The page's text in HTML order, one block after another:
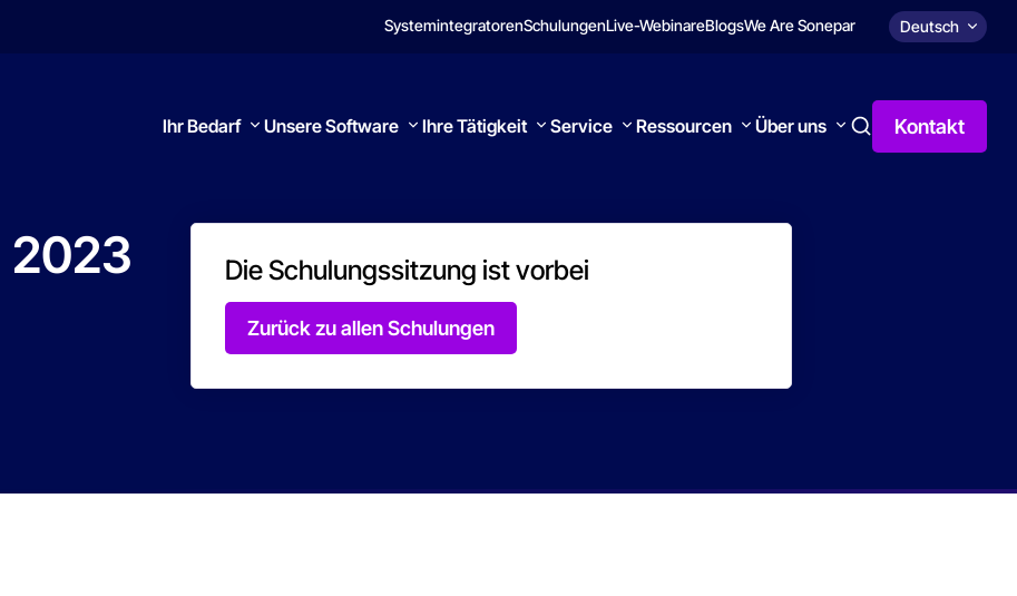
SystemintegratorenSchulungenLive-WebinareBlogsWe Are Sonepar Deutsch
Ihr Bedarf Unsere Software Ihre Tätigkeit Service Ressourcen Über uns Kontakt
Suchen
2023 Die Schulungssitzung ist vorbei
Zurück zu allen Schulungen